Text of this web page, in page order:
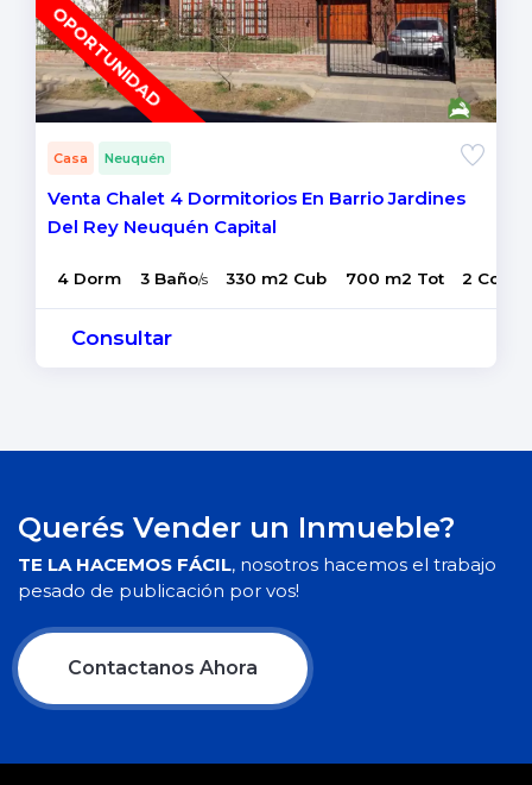
OPORTUNIDAD
Casa Neuquén
Venta Chalet 4 Dormitorios En Barrio Jardines
Del Rey Neuquén Capital
4 Dorm 3 Baño/s 330 m2 Cub 700 m2 Tot 2 Coch
Consultar
Querés Vender un Inmueble?
TE LA HACEMOS FÁCIL, nosotros hacemos el trabajo
pesado de publicación por vos!
Contactanos Ahora